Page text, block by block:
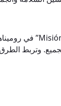
وتربط